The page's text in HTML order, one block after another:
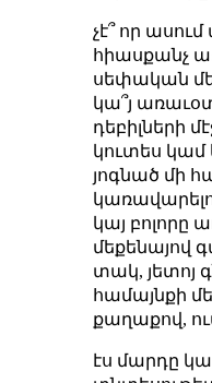
չէ՞ որ
հիասքանչ
սեփական
կա՞յ
դեբիլների
կուտես կամ
յոգնած մի
կայ բոլորը
մեքենայով
տակ, յետոյ
համայնքի
քաղաքով,
էս մարդը